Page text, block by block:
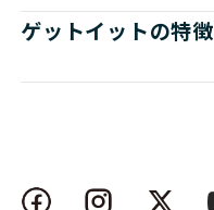
ゲットイットの特徴